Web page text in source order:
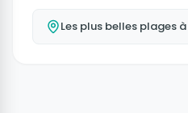
Les plus belles plages